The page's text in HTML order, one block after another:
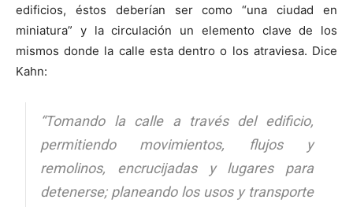
edificios, éstos deberían ser como “una ciudad en
miniatura” y la circulación un elemento clave de los
mismos donde la calle esta dentro o los atraviesa. Dice
Kahn:
“Tomando la calle a través del edificio,
permitiendo movimientos, flujos y
remolinos, encrucijadas y lugares para
detenerse; planeando los usos y transporte